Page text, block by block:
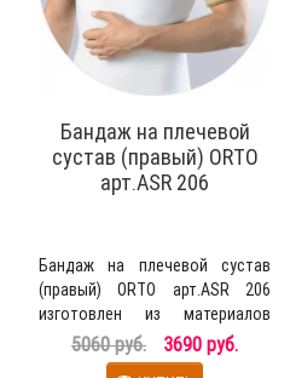
Бандаж на плечевой
сустав (правый) ОRТО
арт.ASR 206
Бандаж на плечевой сустав
(правый) ОRТО арт.ASR 206
изготовлен из материалов
аэропрен и Coolmax, ос..
5060 руб. 3690 руб.